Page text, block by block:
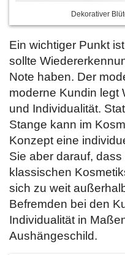
Dekorativer
Ein wichtiger Punkt
sollte
Note haben. Der
moderne Kundin legt
und Individualität.
Stange kann im
Konzept eine
Sie aber darauf,
klassischen
sich zu weit
Befremden bei den
Individualität in
Aushängeschild.